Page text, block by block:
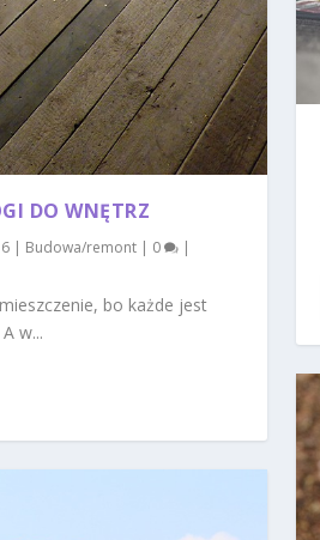
DO WNĘTRZ
Budowa/remont 0
bo każde jest
w...